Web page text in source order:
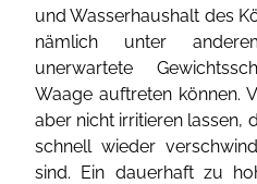
und Wasserhaushalt des
nämlich unter
unerwartete
Waage auftreten können.
aber nicht irritieren lassen,
schnell wieder
sind. Ein dauerhaft zu